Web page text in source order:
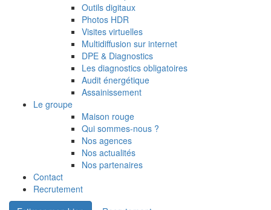
Outils digitaux
Photos HDR
Visites virtuelles
Multidiffusion sur internet
DPE & Diagnostics
Les diagnostics obligatoires
Audit énergétique
Assainissement
Le groupe
Maison rouge
Qui sommes-nous ?
Nos agences
Nos actualités
Nos partenaires
Contact
Recrutement